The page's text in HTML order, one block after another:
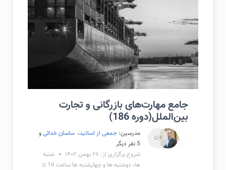
جامع مهارت‌های بازرگانی و تجارت
بین‌الملل(دوره 186)
+۵ مدرسین: جمعی از اساتید، ساسان خدائیو
5 نفر دیگر
شروع برگزاری از: ۲۸ بهمن ۱۴۰۲
شنبه
ها، دوشنبه ها و چهارشنبه ها ساعت 16 تا